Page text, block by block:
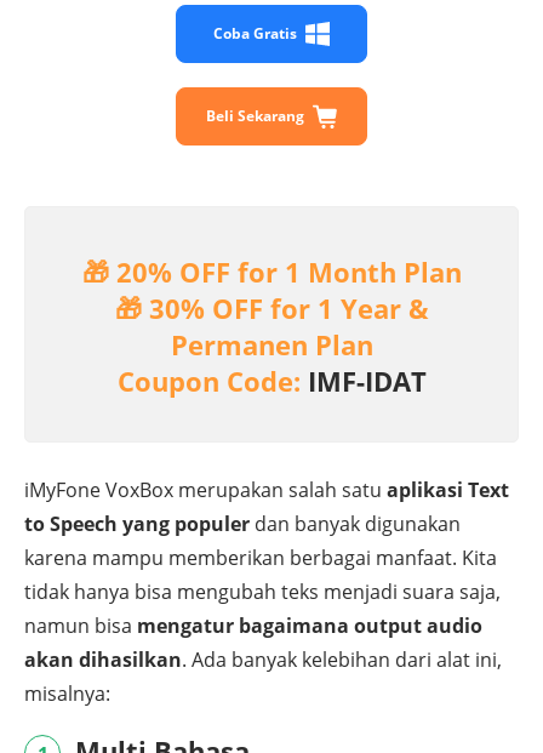
Coba Gratis
Beli Sekarang
🎁 20% OFF for 1 Month Plan
🎁 30% OFF for 1 Year &
Permanen Plan
Coupon Code: IMF-IDAT
iMyFone VoxBox merupakan salah satu aplikasi Text
to Speech yang populer dan banyak digunakan
karena mampu memberikan berbagai manfaat. Kita
tidak hanya bisa mengubah teks menjadi suara saja,
namun bisa mengatur bagaimana output audio
akan dihasilkan. Ada banyak kelebihan dari alat ini,
misalnya: